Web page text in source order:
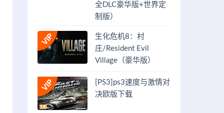
全DLC豪华版+世界定
制版）
生化危机8：村
庄/Resident Evil
Village（豪华版）
[PS3]ps3速度与激情对
决欧版下载